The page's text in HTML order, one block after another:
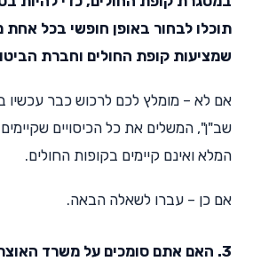
תוכלו לבחור באופן חופשי בכל אחת
שמציעות קופת החולים וחברת
אם לא – מומלץ לכם לרכוש כבר עכשיו
שב"ן", המשלים את כל הכיסויים
המלא ואינם קיימים בקופות החולים.
אם כן – עברו לשאלה הבאה.
3. האם אתם סומכים על משרד